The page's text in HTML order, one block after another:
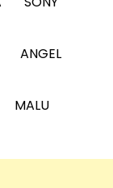
ANGEL
MALU